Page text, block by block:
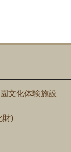
文化体験施設
財)